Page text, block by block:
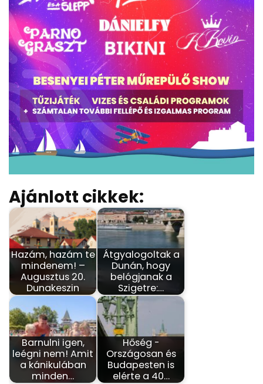
Ajánlott cikkek:
Hazám, hazám te
mindenem! –
Augusztus 20.
Dunakeszin
Átgyalogoltak a
Dunán, hogy
belógjanak a
Szigetre:…
Barnulni igen,
leégni nem! Amit
a kánikulában
minden…
Hőség -
Országosan és
Budapesten is
elérte a 40…